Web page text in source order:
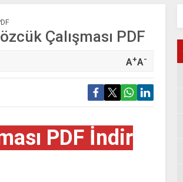
Çalışması PDF
A+A-
PDF İndir